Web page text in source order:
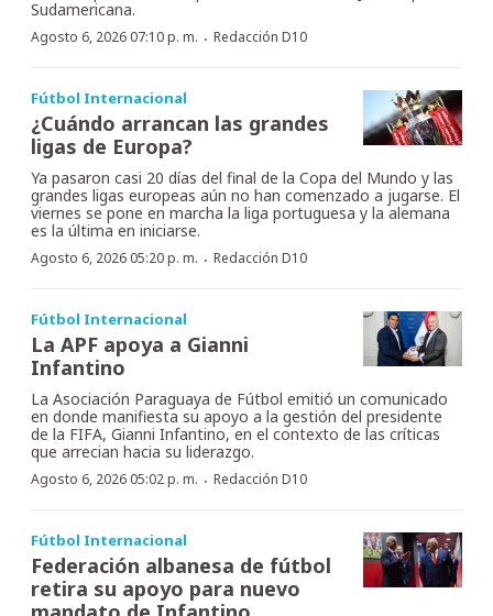
Sudamericana.
Agosto 6, 2026 07:10 p. m. · Redacción D10
Fútbol Internacional
¿Cuándo arrancan las grandes
ligas de Europa?
Ya pasaron casi 20 días del final de la Copa del Mundo y las
grandes ligas europeas aún no han comenzado a jugarse. El
viernes se pone en marcha la liga portuguesa y la alemana
es la última en iniciarse.
Agosto 6, 2026 05:20 p. m. · Redacción D10
Fútbol Internacional
La APF apoya a Gianni
Infantino
La Asociación Paraguaya de Fútbol emitió un comunicado
en donde manifiesta su apoyo a la gestión del presidente
de la FIFA, Gianni Infantino, en el contexto de las críticas
que arrecian hacia su liderazgo.
Agosto 6, 2026 05:02 p. m. · Redacción D10
Fútbol Internacional
Federación albanesa de fútbol
retira su apoyo para nuevo